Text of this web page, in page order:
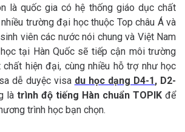
là quốc gia có hệ thống giáo dục chất
trường đại học thuộc Top châu Á và
viên các nước nói chung và Việt Nam
tại Hàn Quốc sẽ tiếp cận môi trường
hiện đại, cùng nhiều hỗ trợ như học
dễ duyệc visa du học dạng D4-1 , D2-
là trình độ tiếng Hàn chuẩn TOPIK để
trình học bạn chọn.